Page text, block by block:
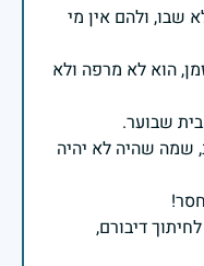
שבו, ולהם אין מי
הוא לא מרפה ולא
שמה שהיה לא יהיה
דיבורם,